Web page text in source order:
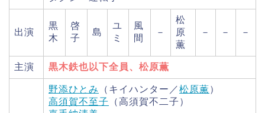
出演
黒
木
啓
子
島
ユ
ミ
風
間
－
松
原
薫
－ － －
主演 黒木鉄也以下全員、松原薫
野添ひとみ （キイハンター／松原薫）
高須賀不至子
（高須賀不二子）